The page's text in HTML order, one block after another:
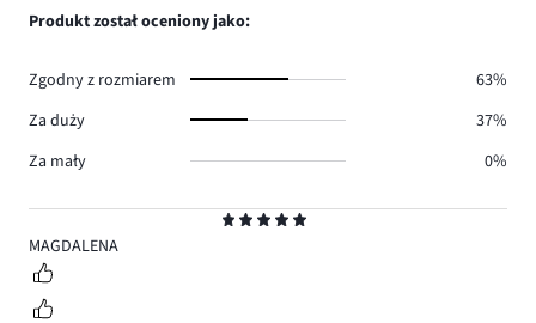
5
MAGDALENA
Produkt został oceniony jako:
Zgodny z rozmiarem
63%
Za duży
37%
Za mały
0%